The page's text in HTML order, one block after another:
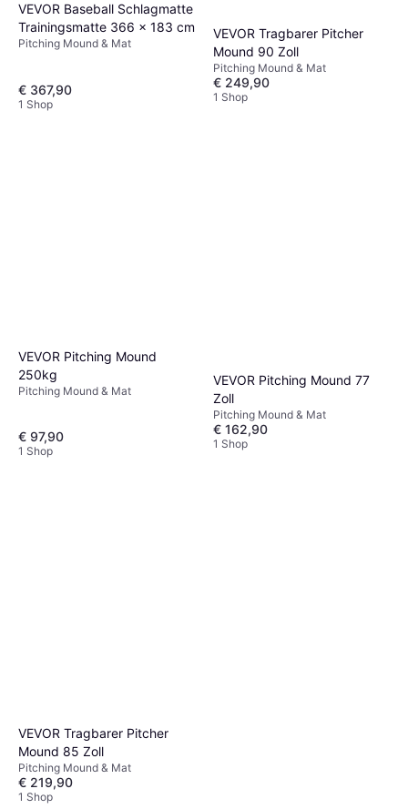
VEVOR Baseball Schlagmatte
Trainingsmatte 366 x 183 cm
Pitching Mound & Mat
€ 367,90
1 Shop
VEVOR Tragbarer Pitcher
Mound 90 Zoll
Pitching Mound & Mat
€ 249,90
1 Shop
VEVOR Pitching Mound
250kg
Pitching Mound & Mat
€ 97,90
1 Shop
VEVOR Pitching Mound 77
Zoll
Pitching Mound & Mat
€ 162,90
1 Shop
VEVOR Tragbarer Pitcher
Mound 85 Zoll
Pitching Mound & Mat
€ 219,90
1 Shop